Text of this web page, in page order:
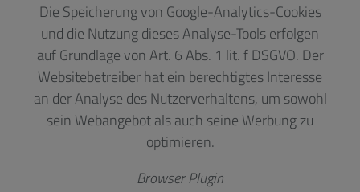
Die Speicherung von Google-Analytics-Cookies
und die Nutzung dieses Analyse-Tools erfolgen
auf Grundlage von Art. 6 Abs. 1 lit. f DSGVO. Der
Websitebetreiber hat ein berechtigtes Interesse
an der Analyse des Nutzerverhaltens, um sowohl
sein Webangebot als auch seine Werbung zu
optimieren.
Browser Plugin